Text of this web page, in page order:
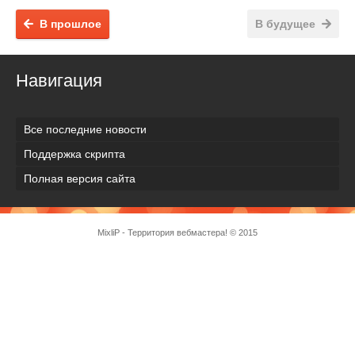
В будущее
В прошлое
Навигация
Все последние новости
Поддержка скрипта
Полная версия сайта
MixliP - Территория вебмастера! © 2015